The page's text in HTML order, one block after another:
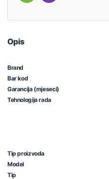
Opis
Brand
Bar kod
Garancija (mjeseci)
Tehnologija rada
Tip proizvoda
Model
Tip